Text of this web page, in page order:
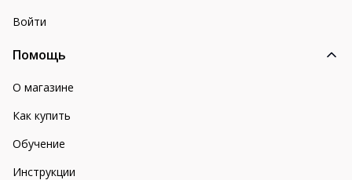
Войти
Помощь
О магазине
Как купить
Обучение
Инструкции